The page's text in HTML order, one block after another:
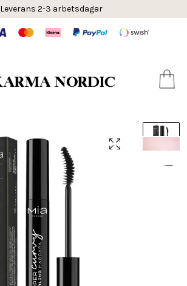
Leverans 2-3 arbetsdagar